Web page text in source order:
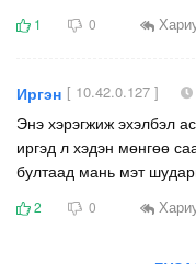
1 0
Иргэн [ 10.42.0.127 ]
Энэ хэрэгжиж эхэлбэл
иргэд л хэдэн мөнгөө
бултаад мань мэт
2 0